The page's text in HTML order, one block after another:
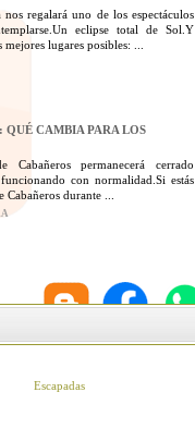
regalará uno de los espectáculos
eclipse total de Sol.Y
lugares posibles: ...
QUÉ CAMBIA PARA LOS
permanecerá cerrado
con normalidad.Si estás
durante ...
Escapadas